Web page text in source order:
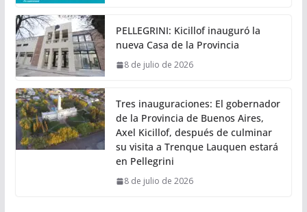
PELLEGRINI: Kicillof inauguró la
nueva Casa de la Provincia
8 de julio de 2026
Tres inauguraciones: El gobernador
de la Provincia de Buenos Aires,
Axel Kicillof, después de culminar
su visita a Trenque Lauquen estará
en Pellegrini
8 de julio de 2026